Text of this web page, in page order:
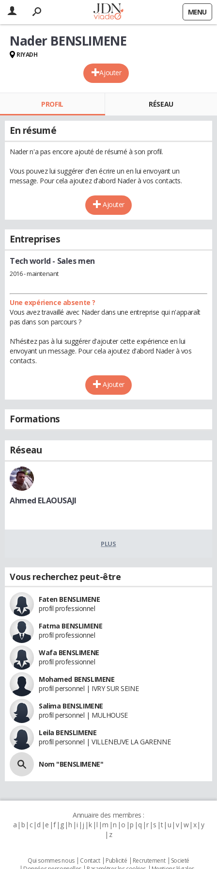
MENU
Ajouter
Nader BENSLIMENE
RIYADH
PROFIL RÉSEAU
En résumé
Nader n'a pas encore ajouté de résumé à son profil.
Vous pouvez lui suggérer d'en écrire un en lui envoyant un
message. Pour cela ajoutez d'abord Nader à vos contacts.
Ajouter
Entreprises
Tech world - Sales men
2016 - maintenant
Une expérience absente ?
Vous avez travaillé avec Nader dans une entreprise qui n'apparaît
pas dans son parcours ?
N'hésitez pas à lui suggérer d'ajouter cette expérience en lui
envoyant un message. Pour cela ajoutez d'abord Nader à vos
contacts.
Ajouter
Formations
Réseau
Ahmed ELAOUSAJI
PLUS
Vous recherchez peut-être
Faten BENSLIMENE
profil professionnel
Fatma BENSLIMENE
profil professionnel
Wafa BENSLIMENE
profil professionnel
Mohamed BENSLIMENE
profil personnel | IVRY SUR SEINE
Salima BENSLIMENE
profil personnel | MULHOUSE
Leila BENSLIMENE
profil personnel | VILLENEUVE LA GARENNE
Nom "BENSLIMENE"
Annuaire des membres :
a b c d e f g h i j k l m n o p q r s t u v w x y
z
Qui sommes nous Contact Publicité Recrutement
Societé